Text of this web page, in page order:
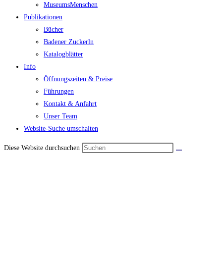
MuseumsMenschen
Publikationen
Bücher
Badener Zuckerln
Katalogblätter
Info
Öffnungszeiten & Preise
Führungen
Kontakt & Anfahrt
Unser Team
Website-Suche umschalten
Diese Website durchsuchen